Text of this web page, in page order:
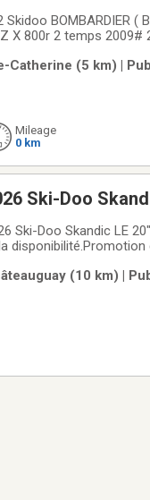
Skidoo BOMBARDIER (
X 800r 2 temps 2009#
photoAluminium
Catherine (5 km) |
Mileage
0 km
Ski-Doo
Ski-Doo Skandic LE
disponibilité.Promotion
(10 km) |